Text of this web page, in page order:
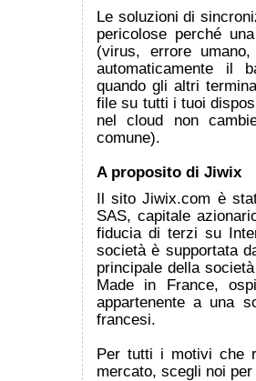
Le soluzioni di
pericolose perché
(virus, errore
automaticamente il
quando gli altri
file su tutti i tuoi
nel cloud non
comune).
A proposito di Jiwix
Il sito Jiwix.com è
SAS, capitale
fiducia di terzi su
società è supportata
principale della
Made in France,
appartenente a una
francesi.
Per tutti i motivi che
mercato, scegli noi